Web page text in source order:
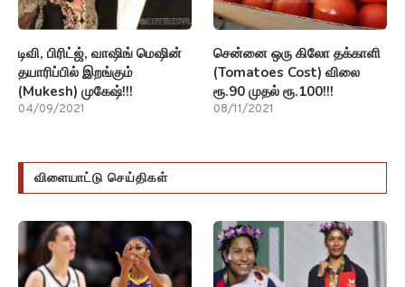
டிவி, பிரிட்ஜ், வாஷிங் மெஷின்
தயாரிப்பில் இறங்கும்
(Mukesh) முகேஷ்!!!
04/09/2021
சென்னை ஒரு கிலோ தக்காளி
(Tomatoes Cost) விலை
ரூ.90 முதல் ரூ.100!!!
08/11/2021
விளையாட்டு செய்திகள்